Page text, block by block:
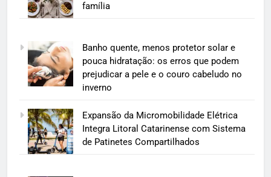
família
Banho quente, menos protetor solar e
pouca hidratação: os erros que podem
prejudicar a pele e o couro cabeludo no
inverno
Expansão da Micromobilidade Elétrica
Integra Litoral Catarinense com Sistema
de Patinetes Compartilhados